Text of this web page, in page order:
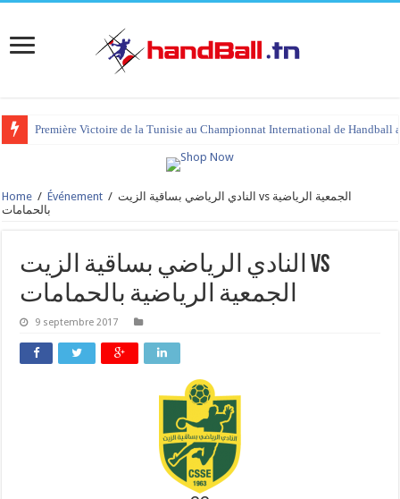
Première Victoire de la Tunisie au Championnat International de Handball
Home / Événement / النادي الرياضي بساقية الزيت vs الجمعية الرياضية
بالحمامات
النادي الرياضي بساقية الزيت vs
الجمعية الرياضية بالحمامات
9 septembre 2017